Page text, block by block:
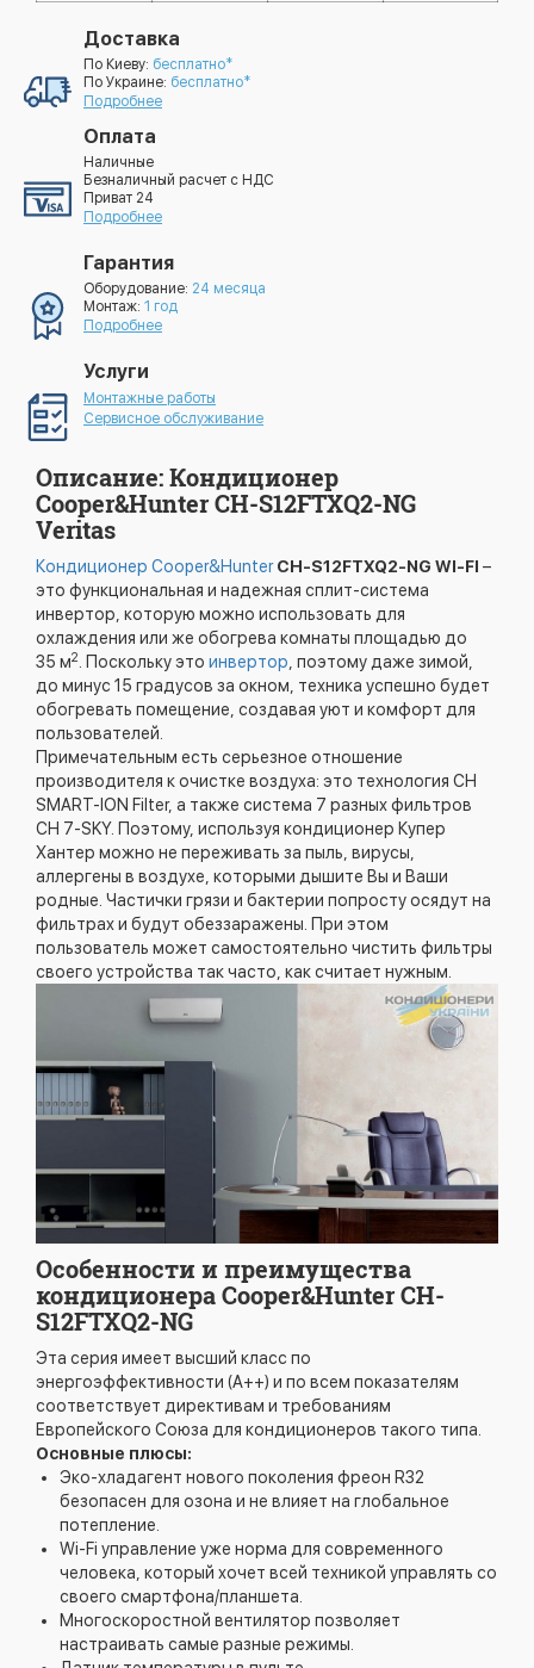
Доставка
По Киеву: бесплатно*
По Украине: бесплатно*
Подробнее
Оплата
Наличные
Безналичный расчет с НДС
Приват 24
Подробнее
Гарантия
Оборудование: 24 месяца
Монтаж: 1 год
Подробнее
Услуги
Монтажные работы
Сервисное обслуживание
Описание: Кондиционер
Cooper&Hunter CH-S12FTXQ2-NG
Veritas
Кондиционер Cooper&Hunter CH-S12FTXQ2-NG WI-FI –
это функциональная и надежная сплит-система
инвертор, которую можно использовать для
охлаждения или же обогрева комнаты площадью до
35 м2 . Поскольку это инвертор , поэтому даже зимой,
до минус 15 градусов за окном, техника успешно будет
обогревать помещение, создавая уют и комфорт для
пользователей.
Примечательным есть серьезное отношение
производителя к очистке воздуха: это технология CH
SMART-ION Filter, а также система 7 разных фильтров
CH 7-SKY. Поэтому, используя кондиционер Купер
Хантер можно не переживать за пыль, вирусы,
аллергены в воздухе, которыми дышите Вы и Ваши
родные. Частички грязи и бактерии попросту осядут на
фильтрах и будут обеззаражены. При этом
пользователь может самостоятельно чистить фильтры
своего устройства так часто, как считает нужным.
Особенности и преимущества
кондиционера Cooper&Hunter CH-
S12FTXQ2-NG
Эта серия имеет высший класс по
энергоэффективности (A++) и по всем показателям
соответствует директивам и требованиям
Европейского Союза для кондиционеров такого типа.
Основные плюсы:
Эко-хладагент нового поколения фреон R32
безопасен для озона и не влияет на глобальное
потепление.
Wi-Fi управление уже норма для современного
человека, который хочет всей техникой управлять со
своего смартфона/планшета.
Многоскоростной вентилятор позволяет
настраивать самые разные режимы.